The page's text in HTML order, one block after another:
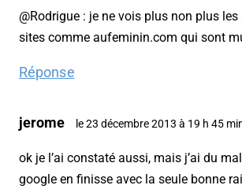
@Rodrigue : je ne vois plus non plus
sites comme aufeminin.com qui sont
Réponse
jerome le 23 décembre 2013 à 19 h 45
ok je l’ai constaté aussi, mais j’ai du
google en finisse avec la seule bonne